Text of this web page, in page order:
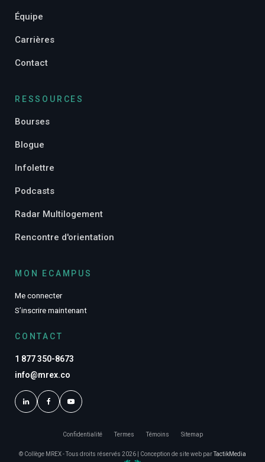
Équipe
Carrières
Contact
RESSOURCES
Bourses
Blogue
Infolettre
Podcasts
Radar Multilogement
Rencontre d'orientation
MON ECAMPUS
Me connecter
S’inscrire maintenant
CONTACT
1 877 350-8673
info@mrex.co
© Collège MREX - Tous droits réservés 2026 | Conception de site web parTactikMedia
Confidentialité Termes Témoins Sitemap